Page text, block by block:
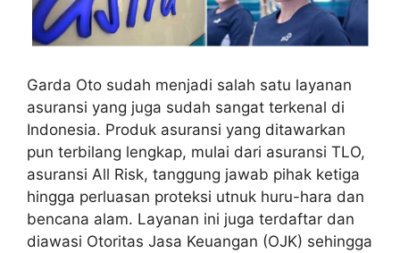
Garda Oto sudah menjadi salah satu layanan
asuransi yang juga sudah sangat terkenal di
Indonesia. Produk asuransi yang ditawarkan
pun terbilang lengkap, mulai dari asuransi TLO,
asuransi All Risk, tanggung jawab pihak ketiga
hingga perluasan proteksi utnuk huru-hara dan
bencana alam. Layanan ini juga terdaftar dan
diawasi Otoritas Jasa Keuangan (OJK) sehingga